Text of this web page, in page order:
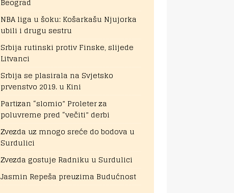
NBA liga u šoku: Košarkašu Njujorka
ubili i drugu sestru
Srbija rutinski protiv Finske, slijede
Litvanci
Srbija se plasirala na Svjetsko
prvenstvo 2019. u Kini
Partizan “slomio” Proleter za
poluvreme pred “večiti” derbi
Zvezda uz mnogo sreće do bodova u
Surdulici
Zvezda gostuje Radniku u Surdulici
Jasmin Repeša preuzima Budućnost